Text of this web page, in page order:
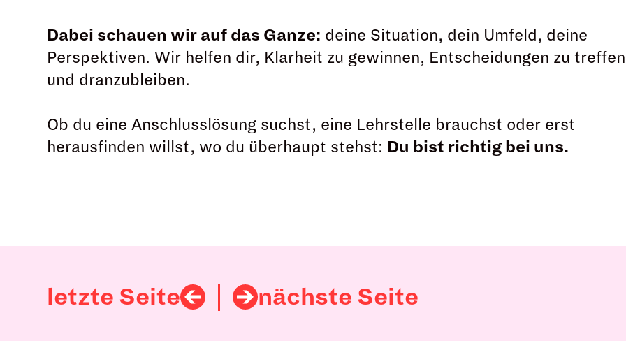
Dabei schauen wir auf das Ganze: deine Situation, dein Umfeld, deine
Perspektiven. Wir helfen dir, Klarheit zu gewinnen, Entscheidungen zu
und dranzubleiben.
Ob du eine Anschlusslösung suchst, eine Lehrstelle brauchst oder erst
herausfinden willst, wo du überhaupt stehst: Du bist richtig bei uns.
letzte Seite nächste Seite